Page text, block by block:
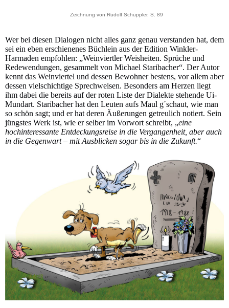
Zeichnung von Rudolf Schuppler, S. 89
Wer bei diesen Dialogen nicht alles ganz genau verstanden hat, dem
sei ein eben erschienenes Büchlein aus der Edition Winkler-
Harmaden empfohlen: „Weinviertler Weisheiten. Sprüche und
Redewendungen, gesammelt von Michael Staribacher“. Der Autor
kennt das Weinviertel und dessen Bewohner bestens, vor allem aber
dessen vielschichtige Sprechweisen. Besonders am Herzen liegt
ihm dabei die bereits auf der roten Liste der Dialekte stehende Ui-
Mundart. Staribacher hat den Leuten aufs Maul g´schaut, wie man
so schön sagt; und er hat deren Äußerungen getreulich notiert. Sein
jüngstes Werk ist, wie er selber im Vorwort schreibt, „eine
hochinteressante Entdeckungsreise in die Vergangenheit, aber auch
in die Gegenwart – mit Ausblicken sogar bis in die Zukunft.“